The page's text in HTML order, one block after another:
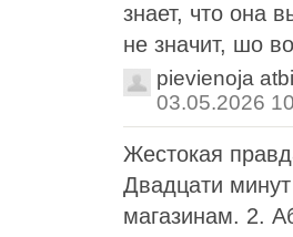
знает, что она
не значит, шо
pievienoja
03.05.2026
Жестокая
Двадцати
магазинам. 2.